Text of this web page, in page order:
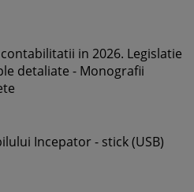
in 2026. Legislatie
detaliate - Monografii
Incepator - stick (USB)